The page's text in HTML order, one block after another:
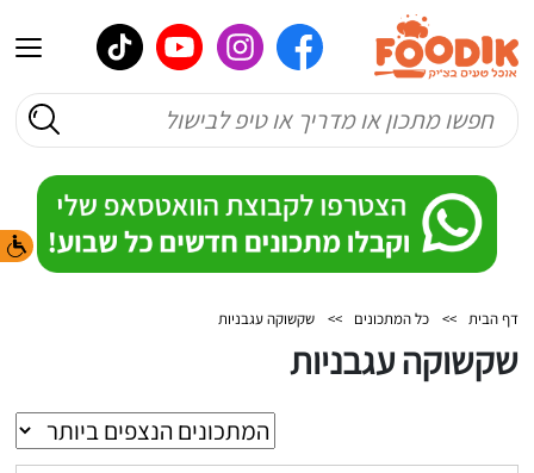
דף הבית >> כל המתכונים >> שקשוקה עגבניות
שקשוקה עגבניות